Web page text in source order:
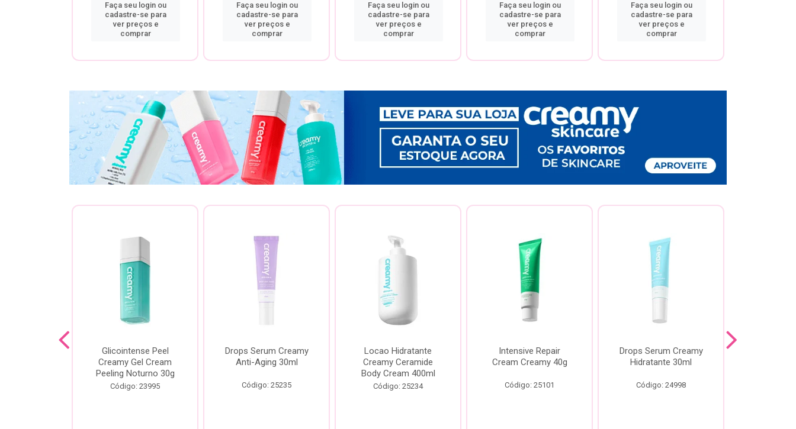
Faça seu login ou
cadastre-se para
ver preços e
comprar
Faça seu login ou
cadastre-se para
ver preços e
comprar
Faça seu login ou
cadastre-se para
ver preços e
comprar
Faça seu login ou
cadastre-se para
ver preços e
comprar
Faça seu login ou
cadastre-se para
ver preços e
comprar
Glicointense Peel
Creamy Gel Cream
Peeling Noturno 30g
Código: 23995
Drops Serum Creamy
Anti-Aging 30ml
Código: 25235
Locao Hidratante
Creamy Ceramide
Body Cream 400ml
Código: 25234
Intensive Repair
Cream Creamy 40g
Código: 25101
Drops Serum Creamy
Hidratante 30ml
Código: 24998